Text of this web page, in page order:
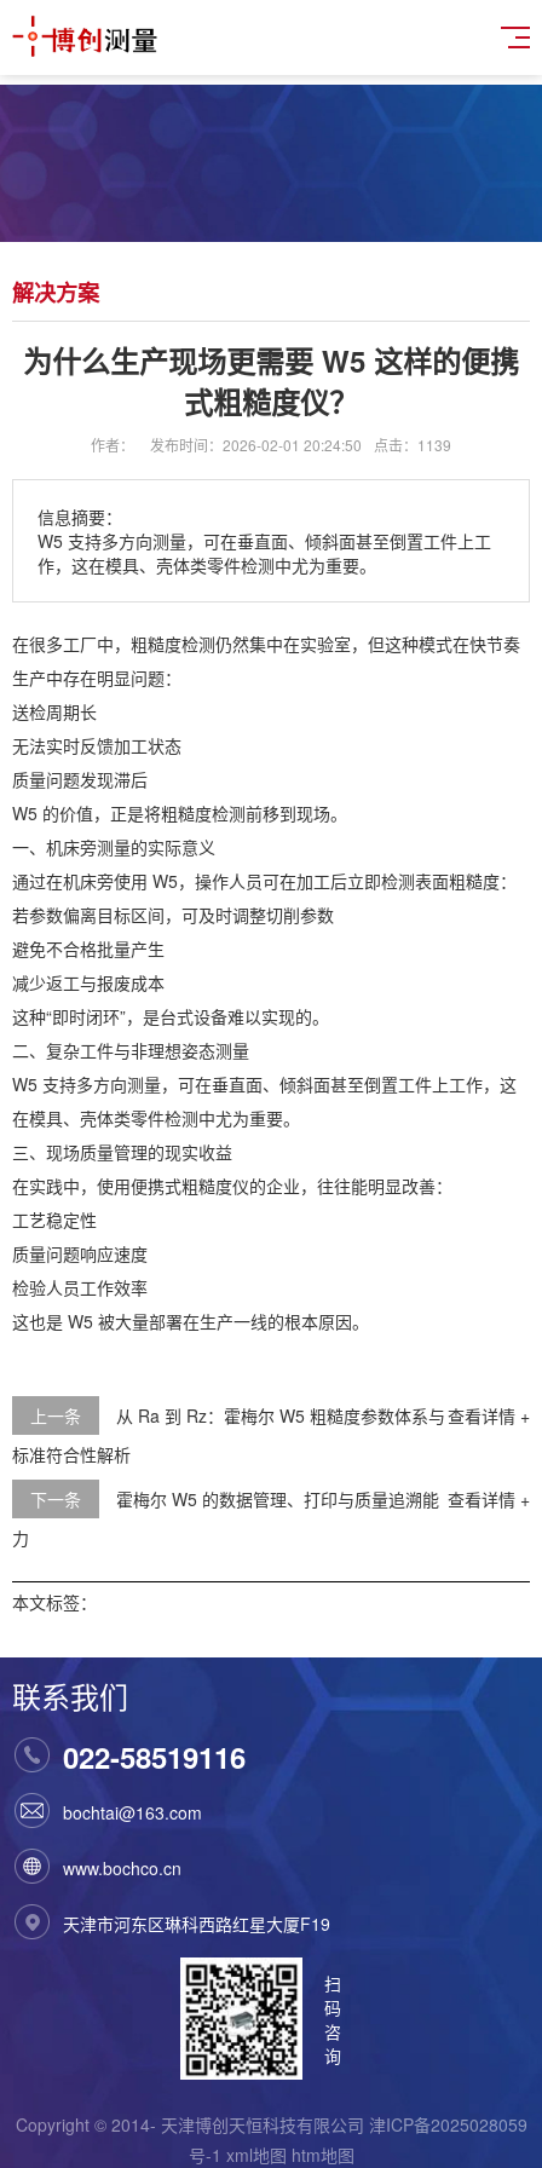
解决方案
为什么生产现场更需要 W5 这样的便携
式粗糙度仪？
作者： 发布时间：2026-02-01 20:24:50 点击：1139
信息摘要：
W5 支持多方向测量，可在垂直面、倾斜面甚至倒置工件上工
作，这在模具、壳体类零件检测中尤为重要。
在很多工厂中，粗糙度检测仍然集中在实验室，但这种模式在快节奏
生产中存在明显问题：
送检周期长
无法实时反馈加工状态
质量问题发现滞后
W5 的价值，正是将粗糙度检测前移到现场。
一、机床旁测量的实际意义
通过在机床旁使用 W5，操作人员可在加工后立即检测表面粗糙度：
若参数偏离目标区间，可及时调整切削参数
避免不合格批量产生
减少返工与报废成本
这种“即时闭环”，是台式设备难以实现的。
二、复杂工件与非理想姿态测量
W5 支持多方向测量，可在垂直面、倾斜面甚至倒置工件上工作，这
在模具、壳体类零件检测中尤为重要。
三、现场质量管理的现实收益
在实践中，使用便携式粗糙度仪的企业，往往能明显改善：
工艺稳定性
质量问题响应速度
检验人员工作效率
这也是 W5 被大量部署在生产一线的根本原因。
上一条 查看详情 +
从 Ra 到 Rz：霍梅尔 W5 粗糙度参数体系与
标准符合性解析
下一条
查看详情 +
霍梅尔 W5 的数据管理、打印与质量追溯能
力
本文标签：
联系我们
022-58519116
bochtai@163.com
www.bochco.cn
天津市河东区琳科西路红星大厦F19
扫
码
咨
询
Copyright © 2014- 天津博创天恒科技有限公司 津ICP备2025028059
号-1 xml地图 htm地图